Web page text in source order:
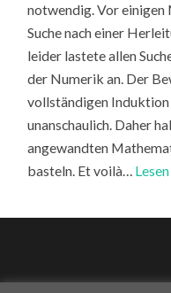
notwendig. Vor einigen
Suche nach einer
leider lastete allen
der Numerik an. Der
vollständigen
unanschaulich. Daher
angewandten
basteln. Et voilà…